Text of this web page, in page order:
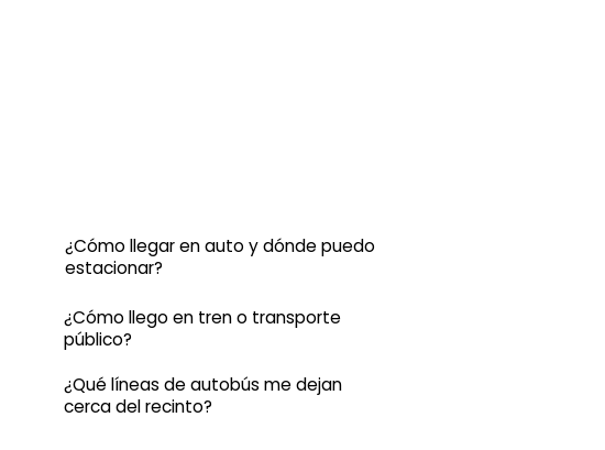
¿Cómo llegar en auto y dónde puedo
estacionar?
¿Cómo llego en tren o transporte
público?
¿Qué líneas de autobús me dejan
cerca del recinto?